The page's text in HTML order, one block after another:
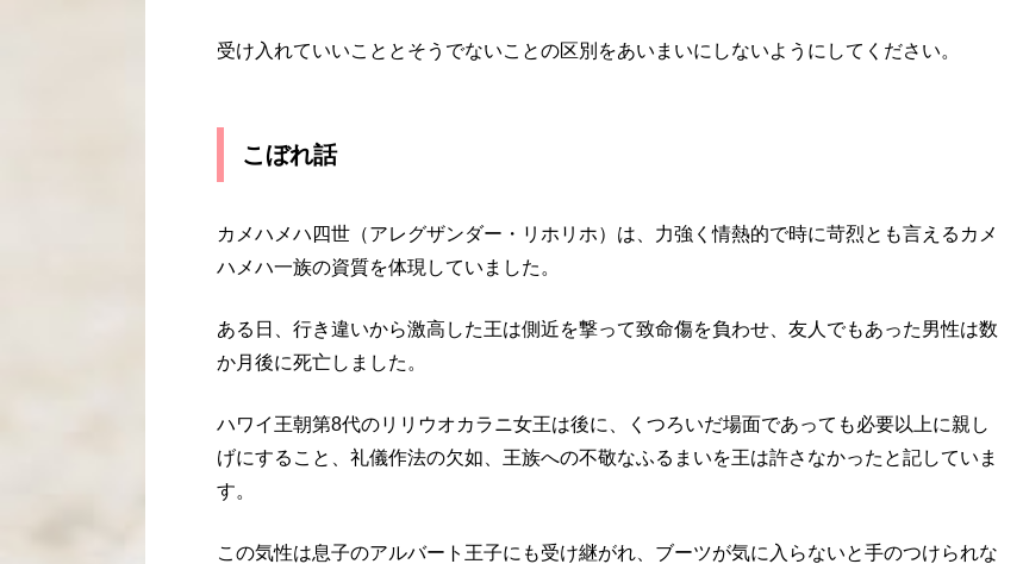
受け入れていいこととそうでないことの区別をあいまいにしないようにしてください。
こぼれ話
カメハメハ四世（アレグザンダー・リホリホ）は、力強く情熱的で時に苛烈とも言えるカメ
ハメハ一族の資質を体現していました。
ある日、行き違いから激高した王は側近を撃って致命傷を負わせ、友人でもあった男性は数
か月後に死亡しました。
ハワイ王朝第8代のリリウオカラニ女王は後に、くつろいだ場面であっても必要以上に親し
げにすること、礼儀作法の欠如、王族への不敬なふるまいを王は許さなかったと記していま
す。
この気性は息子のアルバート王子にも受け継がれ、ブーツが気に入らないと手のつけられな